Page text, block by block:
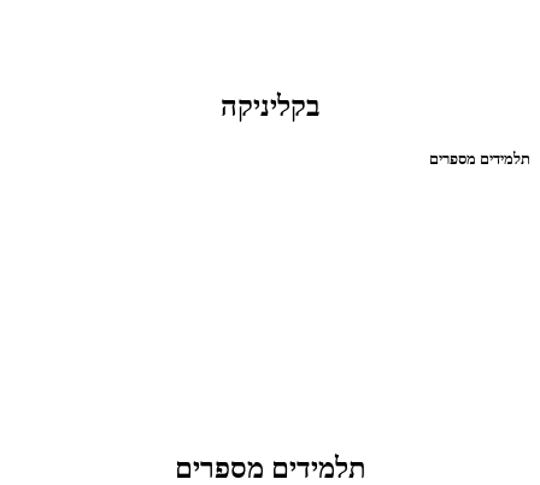
בקליניקה
תלמידים מספרים
תלמידים מספרים